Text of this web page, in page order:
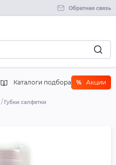
Обратная связь
Каталоги подбора % Акции
Губки салфетки